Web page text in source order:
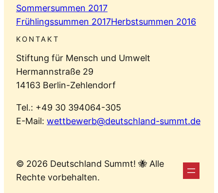
Sommersummen 2017
Frühlingssummen 2017Herbstsummen 2016
KONTAKT
Stiftung für Mensch und Umwelt
Hermannstraße 29
14163 Berlin-Zehlendorf
Tel.: +49 30 394064-305
E-Mail: wettbewerb@deutschland-summt.de
© 2026 Deutschland Summt! 🐝 Alle
Rechte vorbehalten.